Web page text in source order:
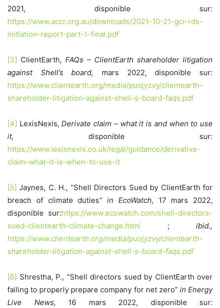
2021, disponible sur:
https://www.accr.org.au/downloads/2021-10-21-gci-rds-
initiation-report-part-1-final.pdf
[3] ClientEarth, FAQs – ClientEarth shareholder litigation
against Shell’s board, mars 2022, disponible sur:
https://www.clientearth.org/media/puojyzvy/clientearth-
shareholder-litigation-against-shell-s-board-faqs.pdf
[4] LexisNexis,Derivate claim – what it is and when to use
it, disponible sur:
https://www.lexisnexis.co.uk/legal/guidance/derivative-
claim-what-it-is-when-to-use-it
[5] Jaynes, C. H., “Shell Directors Sued by ClientEarth for
breach of climate duties” in EcoWatch, 17 mars 2022,
disponible sur:https://www.ecowatch.com/shell-directors-
sued-clientearth-climate-change.html ; ibid.,
https://www.clientearth.org/media/puojyzvy/clientearth-
shareholder-litigation-against-shell-s-board-faqs.pdf
[6] Shrestha, P., “Shell directors sued by ClientEarth over
failing to properly prepare company for net zero” in Energy
Live News, 16 mars 2022, disponible sur: